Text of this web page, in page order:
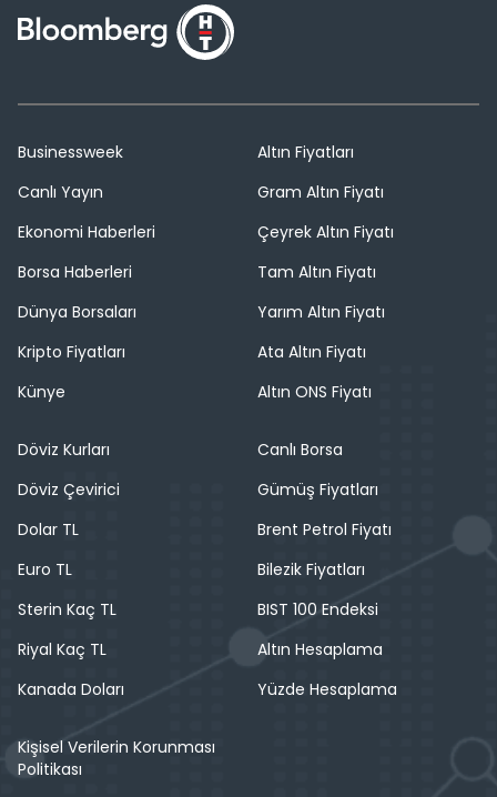
Businessweek
Canlı Yayın
Ekonomi Haberleri
Borsa Haberleri
Dünya Borsaları
Kripto Fiyatları
Künye
Altın Fiyatları
Gram Altın Fiyatı
Çeyrek Altın Fiyatı
Tam Altın Fiyatı
Yarım Altın Fiyatı
Ata Altın Fiyatı
Altın ONS Fiyatı
Döviz Kurları
Döviz Çevirici
Dolar TL
Euro TL
Sterin Kaç TL
Riyal Kaç TL
Kanada Doları
Canlı Borsa
Gümüş Fiyatları
Brent Petrol Fiyatı
Bilezik Fiyatları
BIST 100 Endeksi
Altın Hesaplama
Yüzde Hesaplama
Kişisel Verilerin Korunması
Politikası